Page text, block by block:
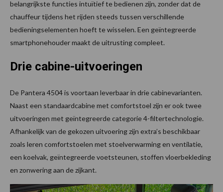
belangrijkste functies intuïtief te bedienen zijn, zonder dat de
chauffeur tijdens het rijden steeds tussen verschillende
bedieningselementen hoeft te wisselen. Een geïntegreerde
smartphonehouder maakt de uitrusting compleet.
Drie cabine-uitvoeringen
De Pantera 4504 is voortaan leverbaar in drie cabinevarianten.
Naast een standaardcabine met comfortstoel zijn er ook twee
uitvoeringen met geïntegreerde categorie 4-filtertechnologie.
Afhankelijk van de gekozen uitvoering zijn extra’s beschikbaar
zoals leren comfortstoelen met stoelverwarming en ventilatie,
een koelvak, geïntegreerde voetsteunen, stoffen vloerbekleding
en zonwering aan de zijkant.